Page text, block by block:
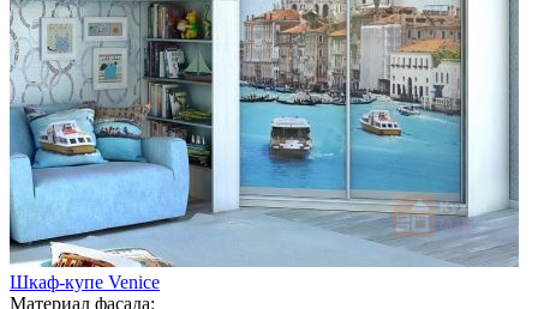
Шкаф-купе Venice
Материал фасада: